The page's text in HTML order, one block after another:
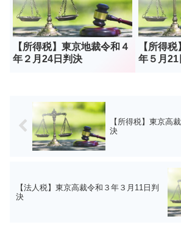
【所得税】東京地裁令和４
年２月24日判決
【所得
年５月21
【所得税】東京高
決
【法人税】東京高裁令和３年３月11日判
決